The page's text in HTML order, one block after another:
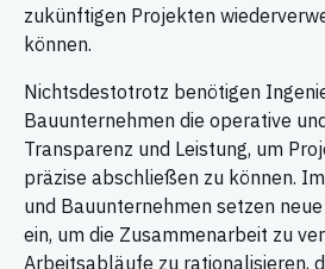
zukünftigen Projekten
können.
Nichtsdestotrotz benötigen
Bauunternehmen die operative
Transparenz und Leistung, um
präzise abschließen zu können.
und Bauunternehmen setzen
ein, um die Zusammenarbeit zu
Arbeitsabläufe zu rationalisieren,